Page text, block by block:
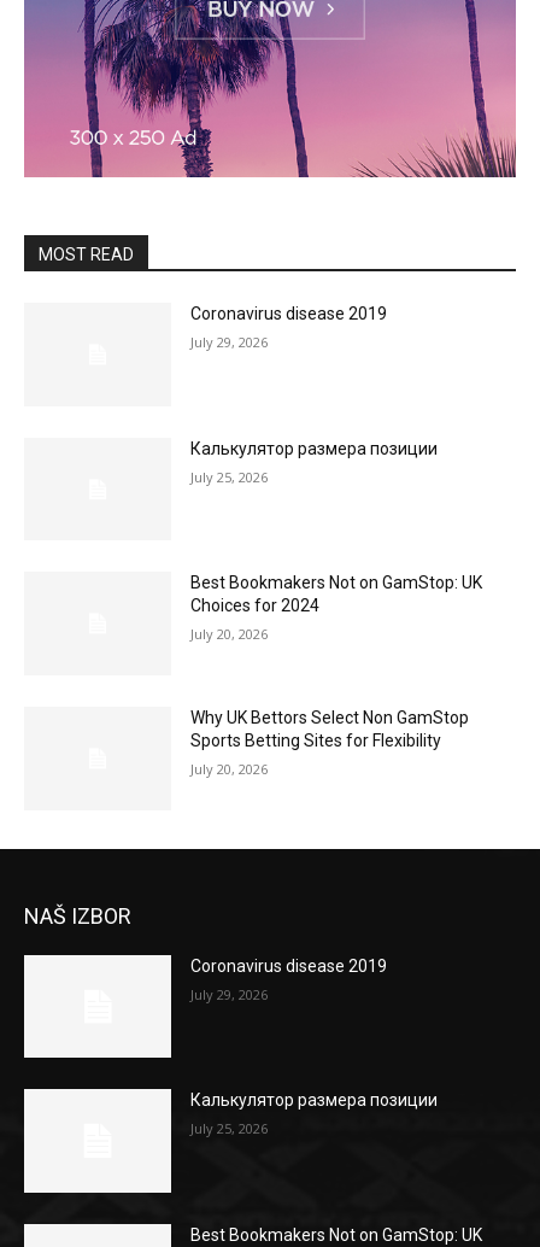
MOST READ
Coronavirus disease 2019
July 29, 2026
Калькулятор размера позиции
July 25, 2026
Best Bookmakers Not on GamStop: UK
Choices for 2024
July 20, 2026
Why UK Bettors Select Non GamStop
Sports Betting Sites for Flexibility
July 20, 2026
NAŠ IZBOR
Coronavirus disease 2019
July 29, 2026
Калькулятор размера позиции
July 25, 2026
Best Bookmakers Not on GamStop: UK